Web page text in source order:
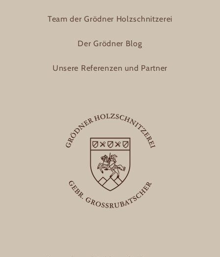
Team der Grödner Holzschnitzerei
Der Grödner Blog
Unsere Referenzen und Partner